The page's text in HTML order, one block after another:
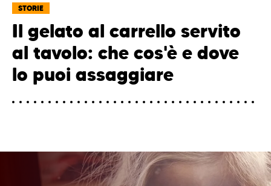
STORIE
Il gelato al carrello servito
al tavolo: che cos'è e dove
lo puoi assaggiare